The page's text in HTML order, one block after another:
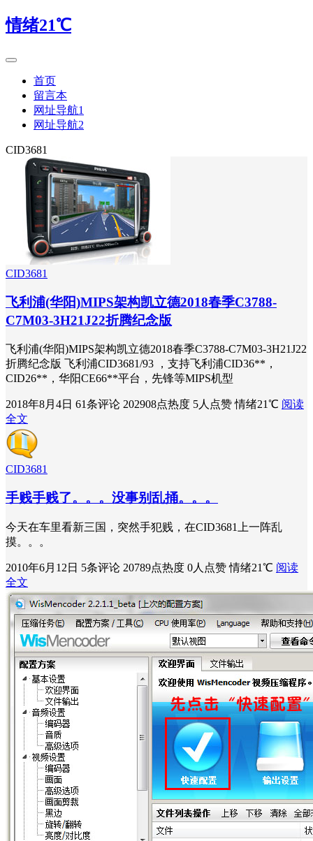
情绪21℃
首页
留言本
网址导航1
网址导航2
CID3681
CID3681
飞利浦(华阳)MIPS架构凯立德2018春季C3788-
C7M03-3H21J22折腾纪念版
飞利浦(华阳)MIPS架构凯立德2018春季C3788-C7M03-3H21J22
折腾纪念版 飞利浦CID3681/93 ，支持飞利浦CID36**，
CID26**，华阳CE66**平台，先锋等MIPS机型
2018年8月4日 61条评论 202908点热度 5人点赞 情绪21℃ 阅读
全文
CID3681
手贱手贱了。。。没事别乱捅。。。
今天在车里看新三国，突然手犯贱，在CID3681上一阵乱
摸。。。
2010年6月12日 5条评论 20789点热度 0人点赞 情绪21℃ 阅读
全文